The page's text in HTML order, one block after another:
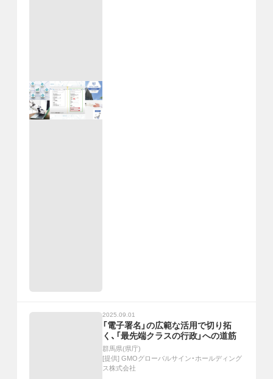
2025.09.01
「電子署名」の広範な活用で切り拓
く、「最先端クラスの行政」への道筋
群馬県(県庁)
[提供] GMOグローバルサイン・ホールディング
ス株式会社